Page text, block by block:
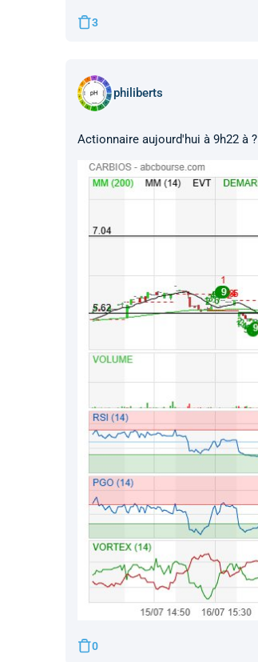
3
philiberts
Actionnaire aujourd'hui à 9h22 à ?
0